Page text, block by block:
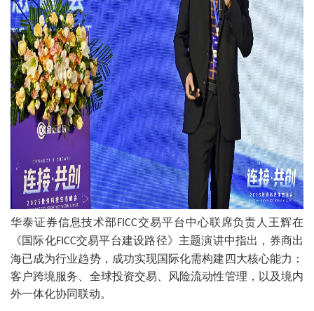
华泰证券信息技术部 FICC交易平台中心联席负责人王辉在
《国际化FICC交易平台建设路径》主题演讲中指出，券商出
海已成为行业趋势，成功实现国际化需构建四大核心能力：
客户跨境服务、全球投资交易、风险流动性管理，以及境内
外一体化协同联动。